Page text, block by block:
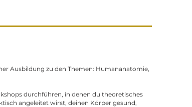
Ausbildung zu den Themen: Humananatomie,
durchführen, in denen du theoretisches
angeleitet wirst, deinen Körper gesund,